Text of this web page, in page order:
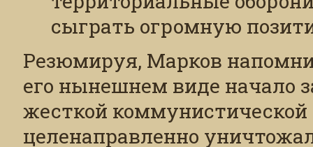
сыграть огромную
Резюмируя, Марков
его нынешнем виде начало
жесткой коммунистической
целенаправленно